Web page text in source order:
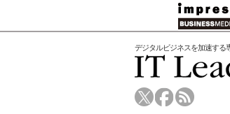
デジタルビジネスを加速する